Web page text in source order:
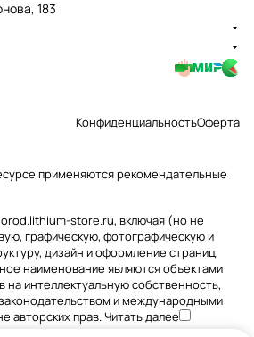
183
КонфиденциальностьОферта
применяютсярекомендательные
store.ru, включая (но не
графическую, фотографическую и
дизайн и оформление страниц,
наименование являются объектами
на интеллектуальную собственность,
и международными
авторских прав.Читать далее